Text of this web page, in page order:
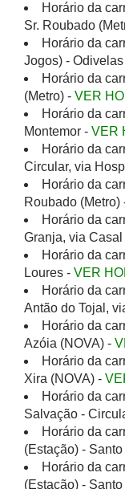
Horário da
Sr. Roubado
Horário da
Jogos) -
Horário da
(Metro) - VER
Horário da
Montemor - VER
Horário da
Circular, via
Horário da
Roubado (Metro)
Horário da
Granja, via
Horário da
Loures - VER
Horário da
Antão do Tojal,
Horário da
Azóia (NOVA) -
Horário da
Xira (NOVA) -
Horário da
Salvação -
Horário da
(Estação) -
Horário da
(Estação) -